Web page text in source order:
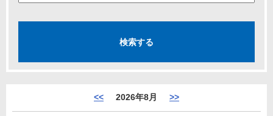
<< 2026年8月 >>